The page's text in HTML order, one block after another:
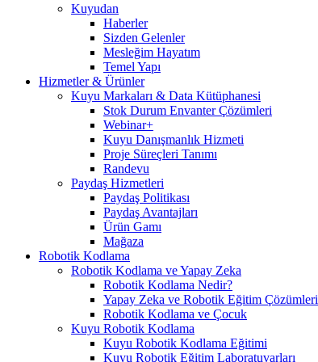
Kuyudan
Haberler
Sizden Gelenler
Mesleğim Hayatım
Temel Yapı
Hizmetler & Ürünler
Kuyu Markaları & Data Kütüphanesi
Stok Durum Envanter Çözümleri
Webinar+
Kuyu Danışmanlık Hizmeti
Proje Süreçleri Tanımı
Randevu
Paydaş Hizmetleri
Paydaş Politikası
Paydaş Avantajları
Ürün Gamı
Mağaza
Robotik Kodlama
Robotik Kodlama ve Yapay Zeka
Robotik Kodlama Nedir?
Yapay Zeka ve Robotik Eğitim Çözümleri
Robotik Kodlama ve Çocuk
Kuyu Robotik Kodlama
Kuyu Robotik Kodlama Eğitimi
Kuyu Robotik Eğitim Laboratuvarları